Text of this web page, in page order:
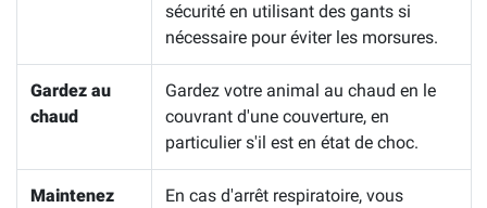
sécurité en utilisant des gants si
nécessaire pour éviter les morsures.
Gardez au
chaud
Gardez votre animal au chaud en le
couvrant d'une couverture, en
particulier s'il est en état de choc.
Maintenez
En cas d'arrêt respiratoire, vous